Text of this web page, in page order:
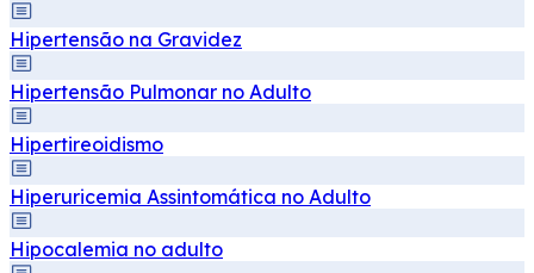
Hipertensão na Gravidez
Hipertensão Pulmonar no Adulto
Hipertireoidismo
Hiperuricemia Assintomática no Adulto
Hipocalemia no adulto